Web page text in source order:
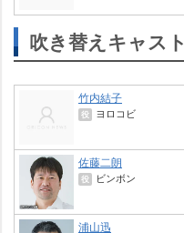
吹き替えキャスト
竹内結子
役 ヨロコビ
佐藤二朗
役 ビンボン
浦山迅